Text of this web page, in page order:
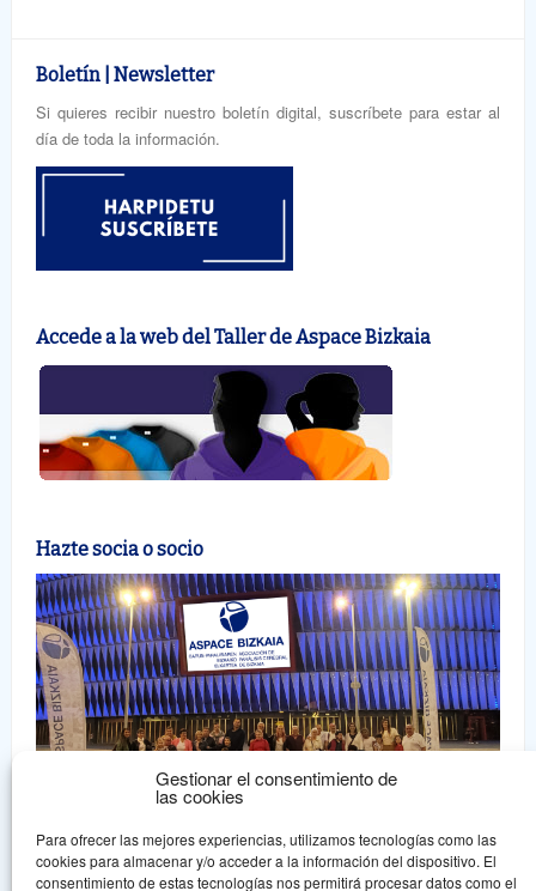
Gestionar el consentimiento de
las cookies
Para ofrecer las mejores experiencias, utilizamos tecnologías como las
cookies para almacenar y/o acceder a la información del dispositivo. El
consentimiento de estas tecnologías nos permitirá procesar datos como el
Boletín | Newsletter
Si quieres recibir nuestro boletín digital, suscríbete para estar al
día de toda la información.
Accede a la web del Taller de Aspace Bizkaia
Hazte socia o socio